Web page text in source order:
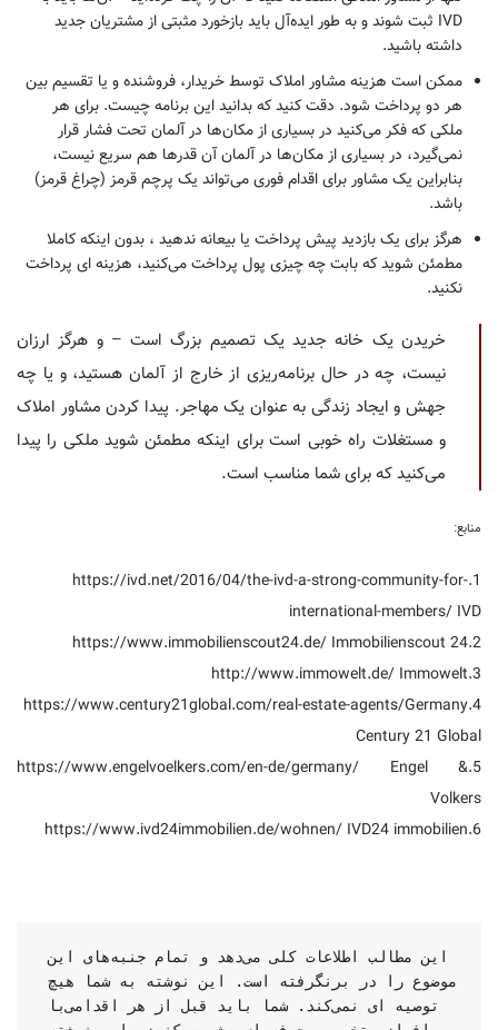
IVD ثبت شوند و به طور ایده‌آل باید بازخورد مثبتی از مشتریان جدید
داشته باشید.
ممکن است هزینه مشاور املاک توسط خریدار، فروشنده و یا تقسیم بین
هر دو پرداخت شود. دقت کنید که بدانید این برنامه چیست. برای هر
ملکی که فکر می‌کنید در بسیاری از مکان‌ها در آلمان تحت فشار قرار
نمی‌گیرد، در بسیاری از مکان‌ها در آلمان آن قدرها هم سریع نیست،
بنابراین یک مشاور برای اقدام فوری می‌تواند یک پرچم قرمز (چراغ قرمز)
باشد.
هرگز برای یک بازدید پیش پرداخت یا بیعانه ندهید ، بدون اینکه کاملا
مطمئن شوید که بابت چه چیزی پول پرداخت می‌کنید، هزینه ای پرداخت
نکنید.
خریدن یک خانه جدید یک تصمیم بزرگ است – و هرگز ارزان
نیست، چه در حال برنامه‌ریزی از خارج از آلمان هستید، و یا چه
جهش و ایجاد زندگی به عنوان یک مهاجر. پیدا کردن مشاور املاک
و مستغلات راه خوبی است برای اینکه مطمئن شوید ملکی را پیدا
می‌کنید که برای شما مناسب است.
منابع:
1.https://ivd.net/2016/04/the-ivd-a-strong-community-for-
international-members/ IVD
2.https://www.immobilienscout24.de/ Immobilienscout 24
3.http://www.immowelt.de/ Immowelt
4.https://www.century21global.com/real-estate-agents/Germany
Century 21 Global
5.https://www.engelvoelkers.com/en-de/germany/ Engel &
Volkers
6.https://www.ivd24immobilien.de/wohnen/ IVD24 immobilien